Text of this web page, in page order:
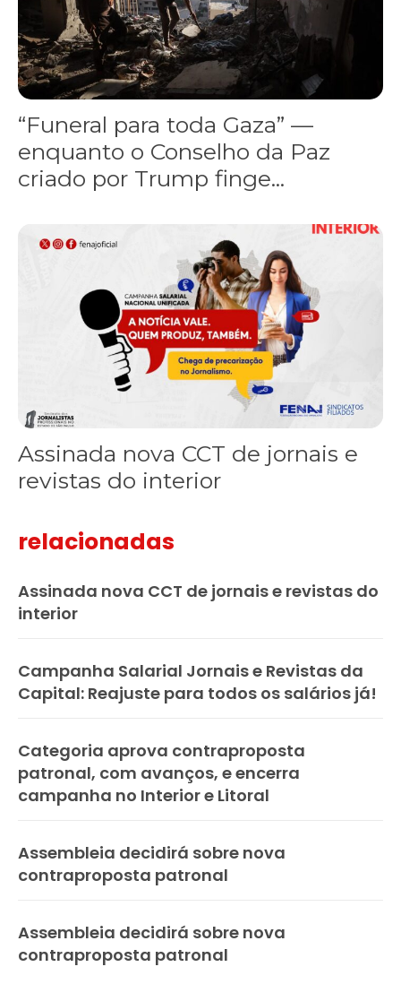
“Funeral para toda Gaza” —
enquanto o Conselho da Paz
criado por Trump finge...
Assinada nova CCT de jornais e revistas do interior
Assinada nova CCT de jornais e
revistas do interior
relacionadas
Assinada nova CCT de jornais e revistas do
interior
Campanha Salarial Jornais e Revistas da
Capital: Reajuste para todos os salários já!
Categoria aprova contraproposta
patronal, com avanços, e encerra
campanha no Interior e Litoral
Assembleia decidirá sobre nova
contraproposta patronal
Assembleia decidirá sobre nova
contraproposta patronal